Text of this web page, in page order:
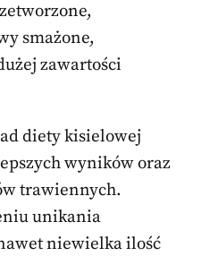
smażone,
zawartości
diety kisielowej
wyników oraz
trawiennych.
unikania
niewielka ilość